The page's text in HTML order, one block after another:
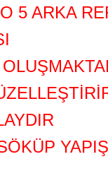
5 ARKA